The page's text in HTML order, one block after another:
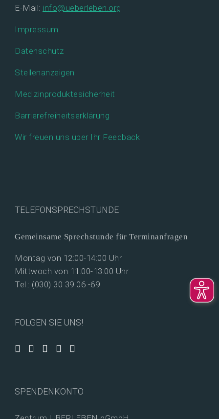
E-Mail: info@ueberleben.org
Impressum
Datenschutz
Stellenanzeigen
Medizinproduktesicherheit
Barrierefreiheitserklärung
Wir freuen uns über Ihr Feedback
TELEFONSPRECHSTUNDE
Gemeinsame Sprechstunde für Terminanfragen
Montag von 12:00-14:00 Uhr
Mittwoch von 11:00-13:00 Uhr
Tel.: (030) 30 39 06 -69
FOLGEN SIE UNS!
SPENDENKONTO